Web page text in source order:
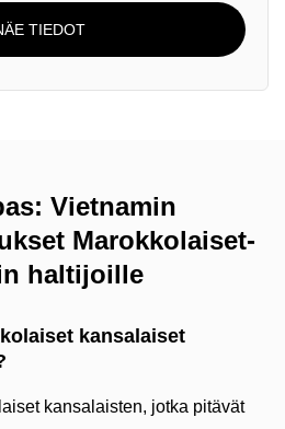
TIEDOT
Vietnamin
Marokkolaiset-
haltijoille
kansalaiset
kansalaisten, jotka pitävät